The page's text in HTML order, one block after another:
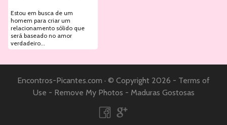
Estou em busca de um
homem para criar um
relacionamento sólido que
será baseado no amor
verdadeiro...
Encontros-Picantes.com · © Copyright 2026 - Terms of
Use - Remove My Photos - Maduras Gostosas